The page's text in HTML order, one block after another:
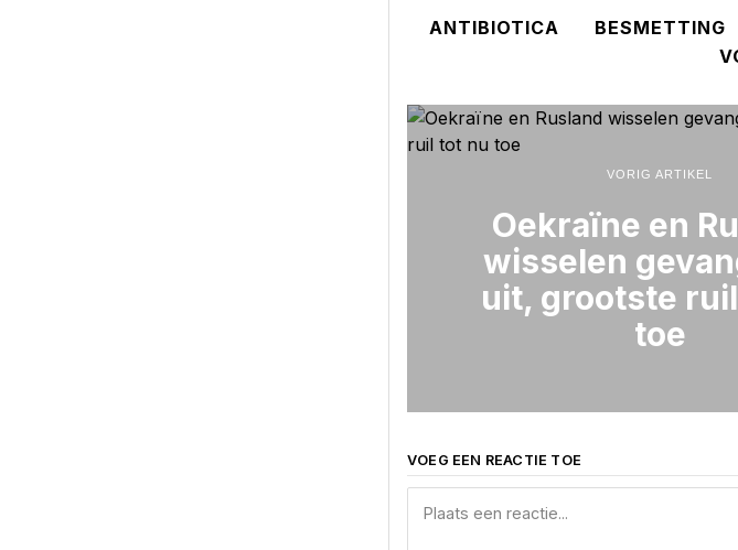
ANTIBIOTICA BESMETTING
VORIG ARTIKEL
Oekraïne en
wisselen
uit, grootste
toe
VOEG EEN REACTIE TOE